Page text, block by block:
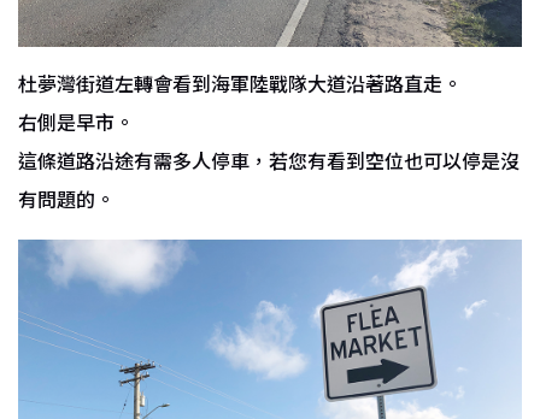
杜夢灣街道左轉會看到海軍陸戰隊大道沿著路直走。
右側是早市。
這條道路沿途有需多人停車，若您有看到空位也可以停是沒
有問題的。